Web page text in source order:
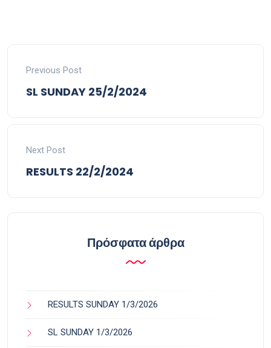
Previous Post
SL SUNDAY 25/2/2024
Next Post
RESULTS 22/2/2024
Πρόσφατα άρθρα
RESULTS SUNDAY 1/3/2026
SL SUNDAY 1/3/2026